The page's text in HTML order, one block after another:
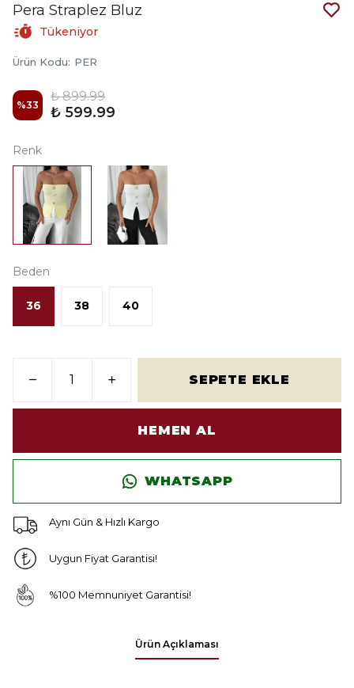
Pera Straplez Bluz
Tükeniyor
Ürün Kodu: PER
%33
₺ 899.99
₺ 599.99
Renk
Beden
36 38 40
SEPETE EKLE
HEMEN AL
WHATSAPP
Aynı Gün & Hızlı Kargo
Uygun Fiyat Garantisi!
%100 Memnuniyet Garantisi!
Ürün Açıklaması